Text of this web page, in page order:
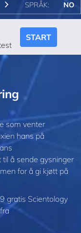
SPRÅK: NO
START
som venter
hans på
å sende gysninger
for å gi kjøtt på
gratis Scientology